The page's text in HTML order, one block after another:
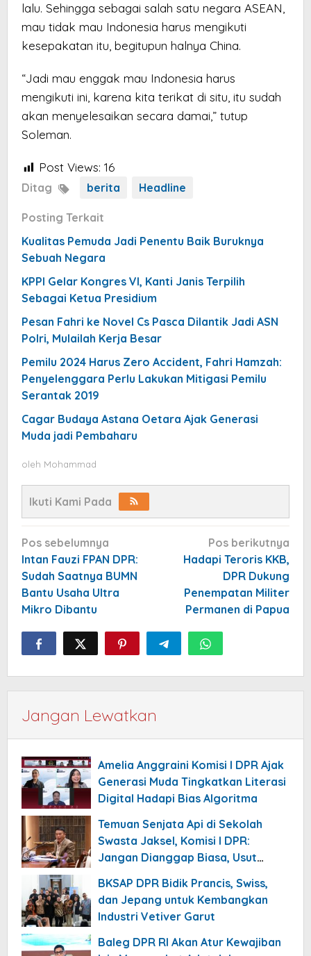
lalu. Sehingga sebagai salah satu negara ASEAN,
mau tidak mau Indonesia harus mengikuti
kesepakatan itu, begitupun halnya China.
“Jadi mau enggak mau Indonesia harus
mengikuti ini, karena kita terikat di situ, itu sudah
akan menyelesaikan secara damai,” tutup
Soleman.
Post Views: 16
Ditag berita Headline
Posting Terkait
Kualitas Pemuda Jadi Penentu Baik Buruknya
Sebuah Negara
KPPI Gelar Kongres VI, Kanti Janis Terpilih
Sebagai Ketua Presidium
Pesan Fahri ke Novel Cs Pasca Dilantik Jadi ASN
Polri, Mulailah Kerja Besar
Pemilu 2024 Harus Zero Accident, Fahri Hamzah:
Penyelenggara Perlu Lakukan Mitigasi Pemilu
Serantak 2019
Cagar Budaya Astana Oetara Ajak Generasi
Muda jadi Pembaharu
oleh Mohammad
Ikuti Kami Pada
Navigasi
pos
Pos sebelumnya
Intan Fauzi FPAN DPR:
Sudah Saatnya BUMN
Bantu Usaha Ultra
Mikro Dibantu
Pos berikutnya
Hadapi Teroris KKB,
DPR Dukung
Penempatan Militer
Permanen di Papua
Jangan Lewatkan
Amelia Anggraini Komisi I DPR Ajak
Generasi Muda Tingkatkan Literasi
Digital Hadapi Bias Algoritma
Temuan Senjata Api di Sekolah
Swasta Jaksel, Komisi I DPR:
Jangan Dianggap Biasa, Usut
BKSAP DPR Bidik Prancis, Swiss,
dan Jepang untuk Kembangkan
Industri Vetiver Garut
Baleg DPR RI Akan Atur Kewajiban